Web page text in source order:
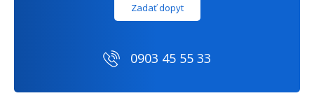
Zadať dopyt
0903 45 55 33